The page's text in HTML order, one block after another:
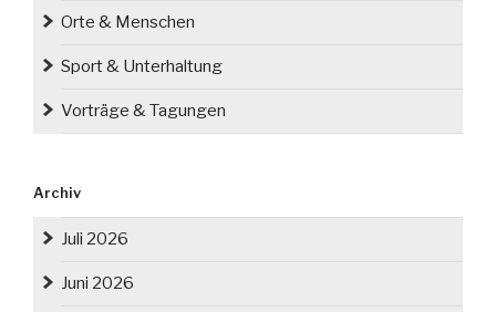
Orte & Menschen
Sport & Unterhaltung
Vorträge & Tagungen
Archiv
Juli 2026
Juni 2026